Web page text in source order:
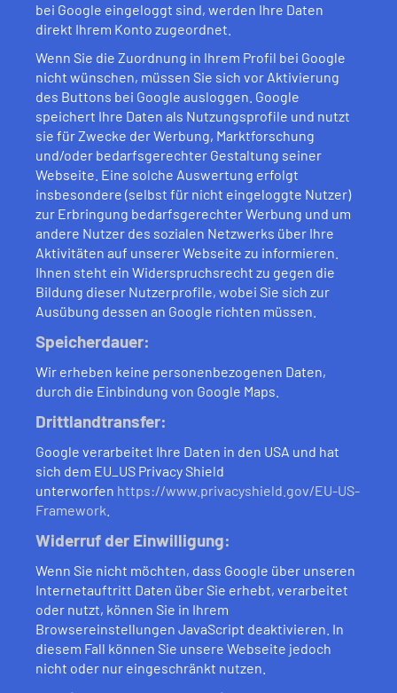
bei Google eingeloggt sind, werden Ihre Daten
direkt Ihrem Konto zugeordnet.
Wenn Sie die Zuordnung in Ihrem Profil bei Google
nicht wünschen, müssen Sie sich vor Aktivierung
des Buttons bei Google ausloggen. Google
speichert Ihre Daten als Nutzungsprofile und nutzt
sie für Zwecke der Werbung, Marktforschung
und/oder bedarfsgerechter Gestaltung seiner
Webseite. Eine solche Auswertung erfolgt
insbesondere (selbst für nicht eingeloggte Nutzer)
zur Erbringung bedarfsgerechter Werbung und um
andere Nutzer des sozialen Netzwerks über Ihre
Aktivitäten auf unserer Webseite zu informieren.
Ihnen steht ein Widerspruchsrecht zu gegen die
Bildung dieser Nutzerprofile, wobei Sie sich zur
Ausübung dessen an Google richten müssen.
Speicherdauer:
Wir erheben keine personenbezogenen Daten,
durch die Einbindung von Google Maps.
Drittlandtransfer:
Google verarbeitet Ihre Daten in den USA und hat
sich dem EU_US Privacy Shield
unterworfen https://www.privacyshield.gov/EU-US-
Framework
Widerruf der Einwilligung:
Wenn Sie nicht möchten, dass Google über unseren
Internetauftritt Daten über Sie erhebt, verarbeitet
oder nutzt, können Sie in Ihrem
Browsereinstellungen JavaScript deaktivieren. In
diesem Fall können Sie unsere Webseite jedoch
nicht oder nur eingeschränkt nutzen.